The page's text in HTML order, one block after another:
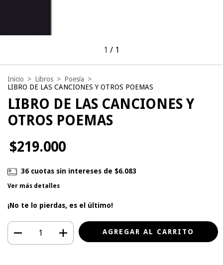
1 / 1
Inicio > Libros > Poesía >
LIBRO DE LAS CANCIONES Y OTROS POEMAS
LIBRO DE LAS CANCIONES Y
OTROS POEMAS
$219.000
36 cuotas sin intereses de $6.083
Ver más detalles
¡No te lo pierdas, es el último!